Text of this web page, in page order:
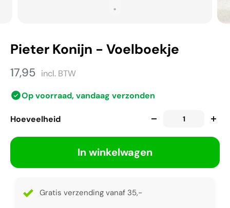
Pieter Konijn - Voelboekje
17,95 incl. BTW
Op voorraad, vandaag verzonden
Hoeveelheid
In winkelwagen
Gratis verzending vanaf 35,-